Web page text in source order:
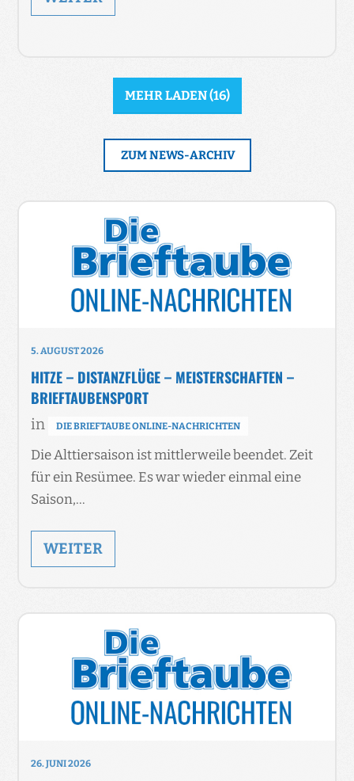
MEHR LADEN(16)
ZUM NEWS-ARCHIV
5. AUGUST 2026
HITZE – DISTANZFLÜGE – MEISTERSCHAFTEN –
BRIEFTAUBENSPORT
in DIE BRIEFTAUBE ONLINE-NACHRICHTEN
Die Alttiersaison ist mittlerweile beendet. Zeit
für ein Resümee. Es war wieder einmal eine
Saison,…
WEITER
26. JUNI 2026